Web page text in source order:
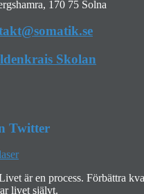
170 75 Solna
Skolan
Twitter
är en process. Förbättra
livet självt.